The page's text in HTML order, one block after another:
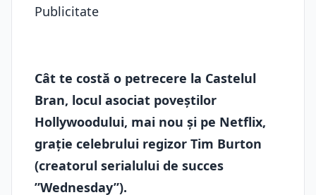
Publicitate
Cât te costă o petrecere la Castelul
Bran, locul asociat poveștilor
Hollywoodului, mai nou și pe Netflix,
grație celebrului regizor Tim Burton
(creatorul serialului de succes
”Wednesday”).